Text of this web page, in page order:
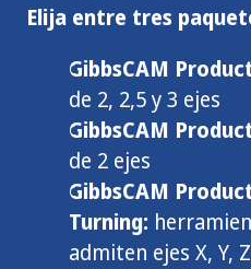
Elija entre tres
GibbsCAM
de 2, 2,5 y 3 ejes
GibbsCAM
de 2 ejes
GibbsCAM
Turning:
admiten ejes X, Y,